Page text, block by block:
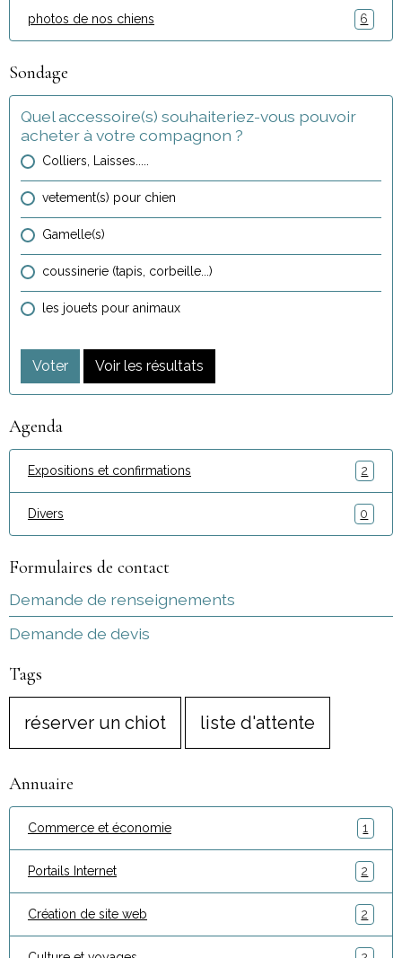
photos de nos chiens 6
Sondage
Quel accessoire(s) souhaiteriez-vous pouvoir
acheter à votre compagnon ?
Colliers, Laisses.....
vetement(s) pour chien
Gamelle(s)
coussinerie (tapis, corbeille...)
les jouets pour animaux
Voter Voir les résultats
Agenda
Expositions et confirmations 2
Divers 0
Formulaires de contact
Demande de renseignements
Demande de devis
Tags
réserver un chiot liste d'attente
Annuaire
Commerce et économie 1
Portails Internet 2
Création de site web 2